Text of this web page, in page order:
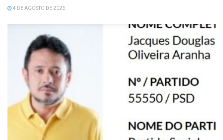
4 DE AGOSTO DE 2026